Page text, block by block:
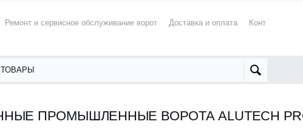
Ремонт и сервисное обслуживание ворот Доставка и оплата Контакты
ПРОМЫШЛЕННЫЕ ВОРОТА ALUTECH